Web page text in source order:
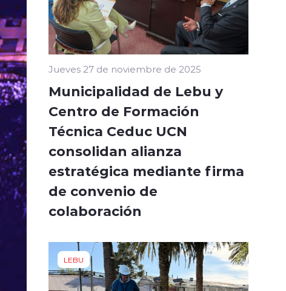
Jueves 27 de noviembre de 2025
Municipalidad de Lebu y
Centro de Formación
Técnica Ceduc UCN
consolidan alianza
estratégica mediante firma
de convenio de
colaboración
LEBU